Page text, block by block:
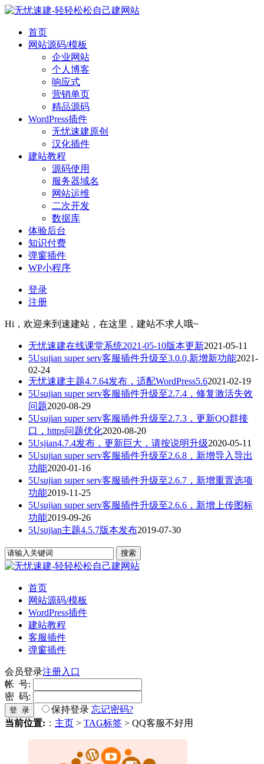
首页
网站源码/模板
企业网站
个人博客
响应式
营销单页
精品源码
WordPress插件
无忧速建原创
汉化插件
建站教程
源码使用
服务器域名
网站运维
二次开发
数据库
体验后台
知识付费
弹窗插件
WP小程序
登录
注册
Hi，欢迎来到速建站，在这里，建站不求人哦~
无忧速建在线课堂系统2021-05-10版本更新2021-05-11
5Usujian super serv客服插件升级至3.0.0,新增新功能2021-
02-24
无忧速建主题4.7.64发布，适配WordPress5.62021-02-19
5Usujian super serv客服插件升级至2.7.4，修复激活失效
问题2020-08-29
5Usujian super serv客服插件升级至2.7.3，更新QQ群接
口，https问题优化2020-08-20
5Usjian4.7.4发布，更新巨大，请按说明升级2020-05-11
5Usujian super serv客服插件升级至2.6.8，新增导入导出
功能2020-01-16
5Usujian super serv客服插件升级至2.6.7，新增重置选项
功能2019-11-25
5Usujian super serv客服插件升级至2.6.6，新增上传图标
功能2019-09-26
5Usujian主题4.5.7版本发布2019-07-30
首页
网站源码/模板
WordPress插件
建站教程
客服插件
弹窗插件
会员登录注册入口
帐 号:
密 码:
登 录 保持登录 忘记密码?
当前位置: ： 主页 > TAG标签 > QQ客服不好用